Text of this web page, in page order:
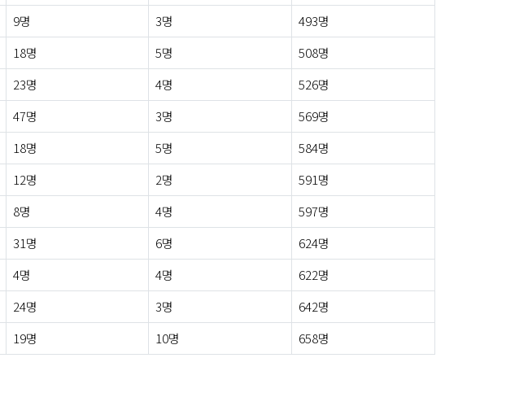
9명 3명
493명
18명 5명
508명
23명 4명
526명
47명 3명
569명
18명 5명
584명
12명 2명
591명
8명 4명
597명
31명 6명
624명
4명 4명
622명
24명 3명
642명
19명 10명 658명